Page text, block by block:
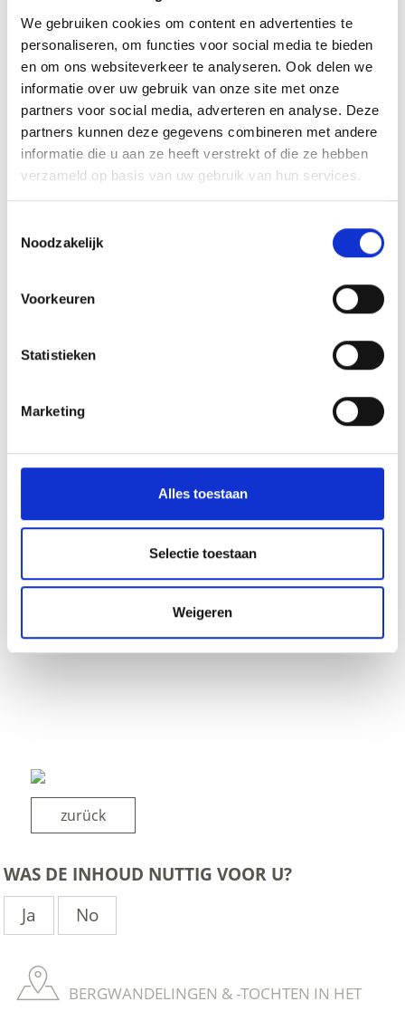
We gebruiken cookies om content en advertenties te
personaliseren, om functies voor social media te bieden
en om ons websiteverkeer te analyseren. Ook delen we
informatie over uw gebruik van onze site met onze
partners voor social media, adverteren en analyse. Deze
partners kunnen deze gegevens combineren met andere
informatie die u aan ze heeft verstrekt of die ze hebben
verzameld op basis van uw gebruik van hun services.
Noodzakelijk
Voorkeuren
Statistieken
Marketing
Alles toestaan
Selectie toestaan
Weigeren
Lyfi peak (3.352 m)
Hauptplatz 14
39021 Latsch
info@latsch.it
Ligging
zurück
WAS DE INHOUD NUTTIG VOOR U?
Ja
No
BERGWANDELINGEN & -TOCHTEN IN HET